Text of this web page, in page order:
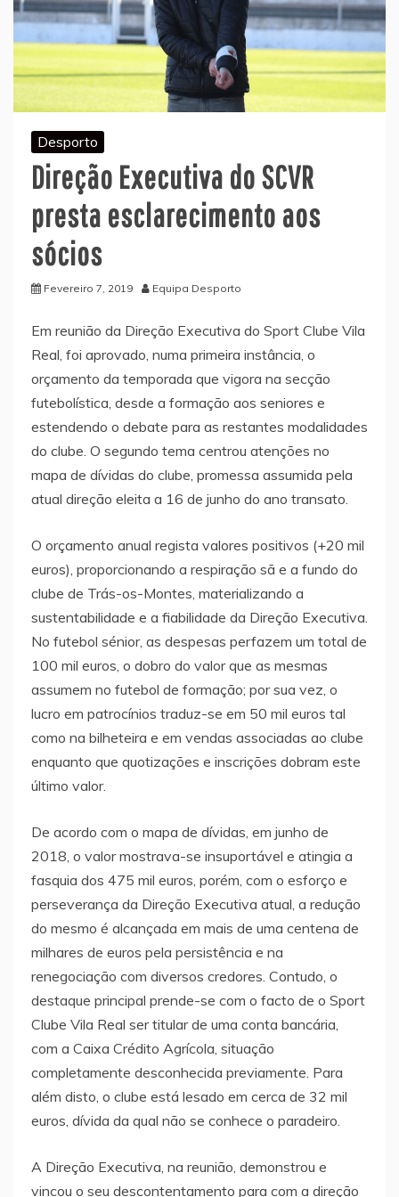
Desporto
Direção Executiva do SCVR
presta esclarecimento aos
sócios
Fevereiro 7, 2019 Equipa Desporto
Em reunião da Direção Executiva do Sport Clube Vila
Real, foi aprovado, numa primeira instância, o
orçamento da temporada que vigora na secção
futebolística, desde a formação aos seniores e
estendendo o debate para as restantes modalidades
do clube. O segundo tema centrou atenções no
mapa de dívidas do clube, promessa assumida pela
atual direção eleita a 16 de junho do ano transato.
O orçamento anual regista valores positivos (+20 mil
euros), proporcionando a respiração sã e a fundo do
clube de Trás-os-Montes, materializando a
sustentabilidade e a fiabilidade da Direção Executiva.
No futebol sénior, as despesas perfazem um total de
100 mil euros, o dobro do valor que as mesmas
assumem no futebol de formação; por sua vez, o
lucro em patrocínios traduz-se em 50 mil euros tal
como na bilheteira e em vendas associadas ao clube
enquanto que quotizações e inscrições dobram este
último valor.
De acordo com o mapa de dívidas, em junho de
2018, o valor mostrava-se insuportável e atingia a
fasquia dos 475 mil euros, porém, com o esforço e
perseverança da Direção Executiva atual, a redução
do mesmo é alcançada em mais de uma centena de
milhares de euros pela persistência e na
renegociação com diversos credores. Contudo, o
destaque principal prende-se com o facto de o Sport
Clube Vila Real ser titular de uma conta bancária,
com a Caixa Crédito Agrícola, situação
completamente desconhecida previamente. Para
além disto, o clube está lesado em cerca de 32 mil
euros, dívida da qual não se conhece o paradeiro.
A Direção Executiva, na reunião, demonstrou e
vincou o seu descontentamento para com a direção